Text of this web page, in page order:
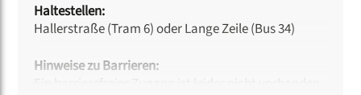
Haltestellen:
Hallerstraße (Tram 6) oder Lange Zeile (Bus 34)
Hinweise zu Barrieren: